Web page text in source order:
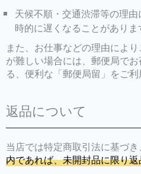
天候不順・交通渋滞等の理
時的に遅くなることがありま
また、お仕事などの理由によ
が難しい場合には、郵便局で
る、便利な「郵便局留」をご利
返品について
当店では特定商取引法に基づき、
内であれば、未開封品に限り